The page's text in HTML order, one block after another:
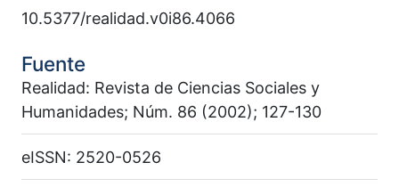
10.5377/realidad.v0i86.4066
Fuente
Realidad: Revista de Ciencias Sociales y
Humanidades; Núm. 86 (2002); 127-130
eISSN: 2520-0526